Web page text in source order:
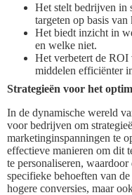
Het stelt bedrijven in
targeten op basis van
Het biedt inzicht in
en welke niet.
Het verbetert de ROI
middelen efficiënter
Strategieën voor het
In de dynamische wereld
voor bedrijven om
marketinginspanningen te
effectieve manieren om dit
te personaliseren,
specifieke behoeften van
hogere conversies, maar